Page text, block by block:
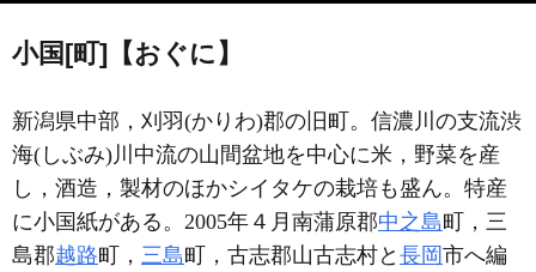
小国[町]【おぐに】
新潟県中部，刈羽(かりわ)郡の旧町。信濃川の支流渋
海(しぶみ)川中流の山間盆地を中心に米，野菜を産
し，酒造，製材のほかシイタケの栽培も盛ん。特産
に小国紙がある。2005年４月南蒲原郡中之島町，三
島郡越路町， 三島町，古志郡山古志村と 長岡 市へ編